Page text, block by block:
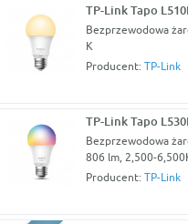
TP-Link Tapo
Bezprzewodowa
K
Producent: TP-Link
TP-Link Tapo
Bezprzewodowa
806 lm, 2,500-
Producent: TP-Link